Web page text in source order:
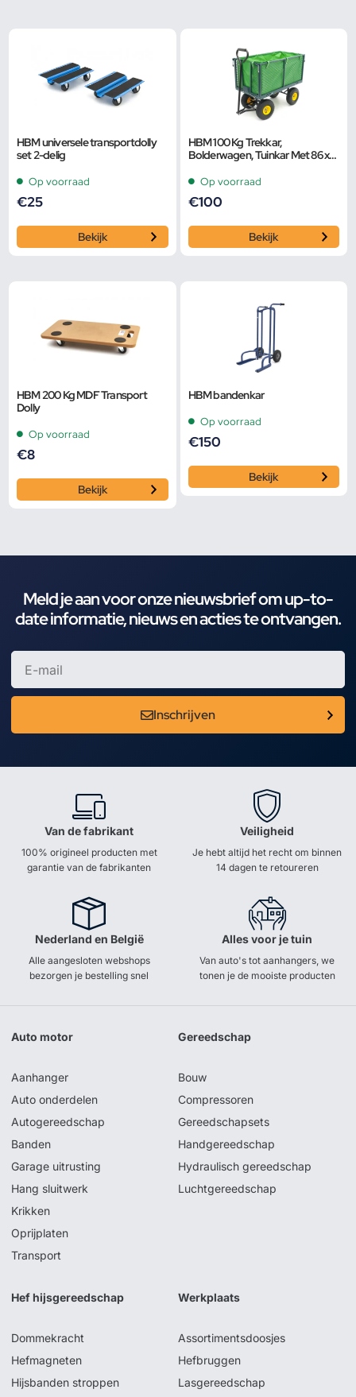
HBM universele transportdolly
set 2-delig
Op voorraad
€25
Bekijk
HBM 100 Kg Trekkar,
Bolderwagen, Tuinkar Met 86 x
Canvas Zak
Op voorraad
€100
Bekijk
HBM 200 Kg MDF Transport
Dolly
Op voorraad
€8
Bekijk
HBM bandenkar
Op voorraad
€150
Bekijk
Meld je aan voor onze nieuwsbrief om up-to-
date informatie, nieuws en acties te ontvangen.
Inschrijven
Van de fabrikant
100% origineel producten met
garantie van de fabrikanten
Veiligheid
Je hebt altijd het recht om binnen
14 dagen te retoureren
Nederland en België
Alle aangesloten webshops
bezorgen je bestelling snel
Alles voor je tuin
Van auto's tot aanhangers, we
tonen je de mooiste producten
Auto motor
Aanhanger
Auto onderdelen
Autogereedschap
Banden
Garage uitrusting
Hang sluitwerk
Krikken
Oprijplaten
Transport
Gereedschap
Bouw
Compressoren
Gereedschapsets
Handgereedschap
Hydraulisch gereedschap
Luchtgereedschap
Hef hijsgereedschap
Dommekracht
Hefmagneten
Hijsbanden stroppen
Werkplaats
Assortimentsdoosjes
Hefbruggen
Lasgereedschap